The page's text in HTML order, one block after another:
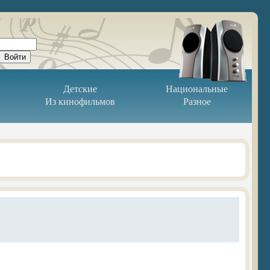
Детские
Национальные
Из кинофильмов Разное